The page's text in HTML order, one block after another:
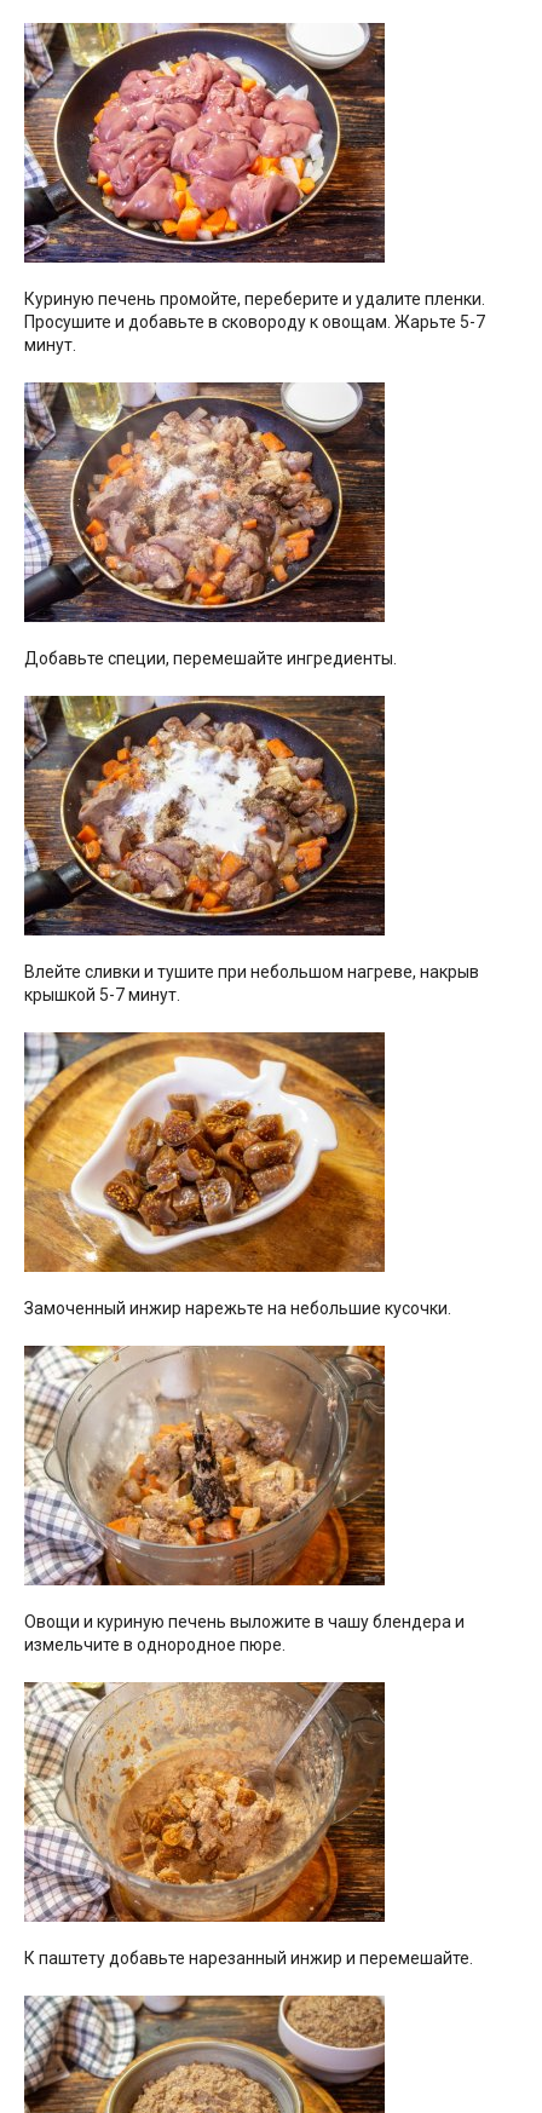
Куриную печень промойте, переберите и удалите пленки.
Просушите и добавьте в сковороду к овощам. Жарьте 5-7
минут.
Добавьте специи, перемешайте ингредиенты.
Влейте сливки и тушите при небольшом нагреве, накрыв
крышкой 5-7 минут.
Замоченный инжир нарежьте на небольшие кусочки.
Овощи и куриную печень выложите в чашу блендера и
измельчите в однородное пюре.
К паштету добавьте нарезанный инжир и перемешайте.